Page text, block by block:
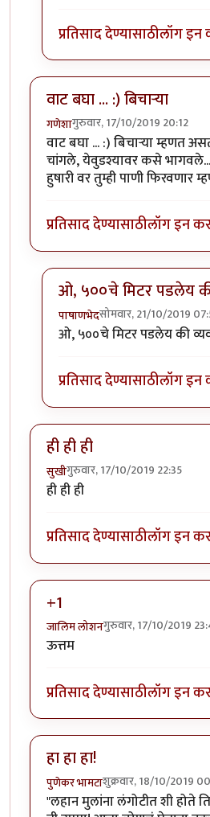
प्रतिसाद देण्यासाठीलॉग इन
वाट बघा ... :) बिचार्‍या
गणेशागुरुवार, 17/10/2019 20:12
वाट बघा ... :) बिचार्‍या म्हणत
चांगले, येवुडश्यावर कसे
हुषारी वर तुम्ही पाणी फिरवणार
प्रतिसाद देण्यासाठीलॉग इन
ओ, ५००चे मिटर पडलेय
पाषाणभेदसोमवार, 21/10/2019
In reply toवाट बघा ... :)
ओ, ५००चे मिटर पडलेय की
प्रतिसाद देण्यासाठीलॉग इन
ही ही ही
सुखीगुरुवार, 17/10/2019 22:35
ही ही ही
प्रतिसाद देण्यासाठीलॉग इन
+1
जालिम लोशनगुरुवार, 17/10/2019
ऊत्तम
प्रतिसाद देण्यासाठीलॉग इन
हा हा हा!
पुणेकर भामटाशुक्रवार, 18/10/2019
"लहान मुलांना लंगोटीत शी